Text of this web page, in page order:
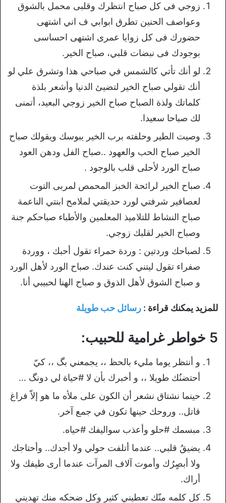
زوجي فى كل صباح انتظرك وقلبى محمل بالشوق
وعواصف الحنين تطرق ابوابي ف اني اشتهى
حضورك فى كل زوايا عمرى اشتهى احساسى
بوجودك فى نبضات قلبي، صباح الخير.
لو أنك تأتي كالشمس في صباحي هذا وتشرق علي لو
أنك تقولي صباح الخير لتضيئ الدنيا وأشعر بلذة
كلماتك ولذة الصباح صباح الخير زوجي البعيد، أتمنى
لك صباحا سعيدا.
وصيت الطير وحلفته برب الخير يبوسك ويقولك صباح
الخير صباح الحب والعهود ..صباح الفل ودهن العود
صباح الورد لأحلى قلب بالوجود .
صباح الخير لرائحة الخبز المحمص لمربى التوت
لعصافير شرفتي لورد حديقتي لملامح ابنتي الناعمة
صباح النشاط للتلاميذ المعلمين والأطباء صباحكم جنة
وصباح الخير لقلبك زوجي.
لصباحك وردتين : وردة حمراء تقول أحبك ، ووردة
صفراء تقول ليتني كنت عندك. صباح الورد لأهل الورد
و صباح الشوق لأهل الذوق و صباح الهنا لحبيبي أنا.
للمزيد يمكنك قراءة : رسائل حب طويلة
5 خواطر غرامية للحبيب:
و أنتظر يوما مليء بالحظ ،، يجمعني بگ ،، كيّ
أحتضنُك طويلا ،، و أخبرك بأن لا #حياة لي دونگ …
حينما نشتاق نشعر أن الكون على ملأه ما هو إلاّ فراغ
قاتل.. وروحك حينها تكون في جمع آخر.
مبسمك #حلو وأعذب سواليفك #حياه.
يضيقُ قلبي.. عندما أتلفت حولي ولا أجدك.. وأحتاجك
ولا أبصٍرُك وأموت آلاف المرآت عندما أرى طيفك ولا
أراك.
كل كلمه منّك تعطيني كثير وكل ضحكه منك تهديني